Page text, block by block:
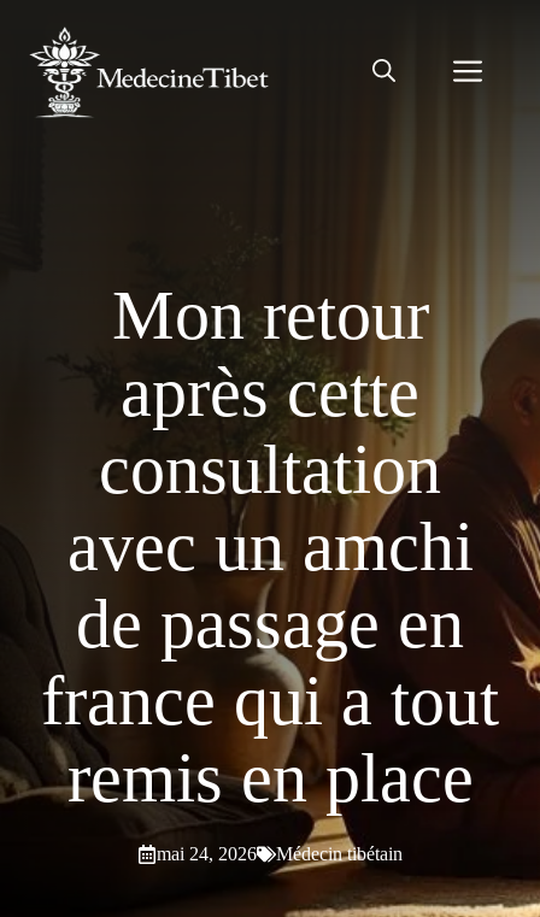
contenu
Mon retour
après cette
consultation
avec un amchi
de passage en
france qui a tout
remis en place
mai 24, 2026 Médecin tibétain